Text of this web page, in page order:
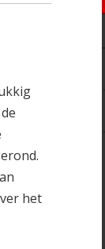
het